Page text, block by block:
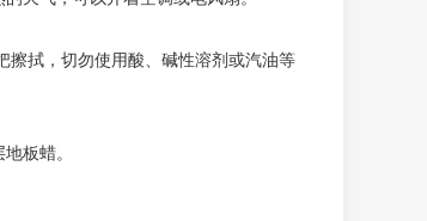
擦拭，切勿使用酸、碱性溶剂或汽油等
板蜡。